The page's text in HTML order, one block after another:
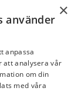
×
använder
anpassa
att analysera vår
om din
med våra